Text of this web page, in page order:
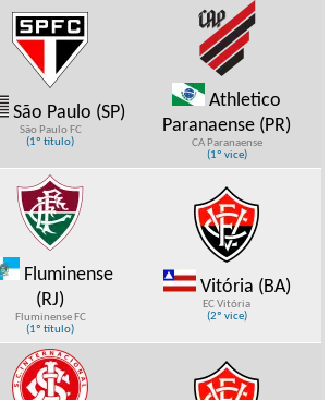
São Paulo (SP)
São Paulo FC
(1º título)
Athletico
Paranaense (PR)
CA Paranaense
(1º vice)
Fluminense
(RJ)
Fluminense FC
(1º título)
Vitória (BA)
EC Vitória
(2º vice)